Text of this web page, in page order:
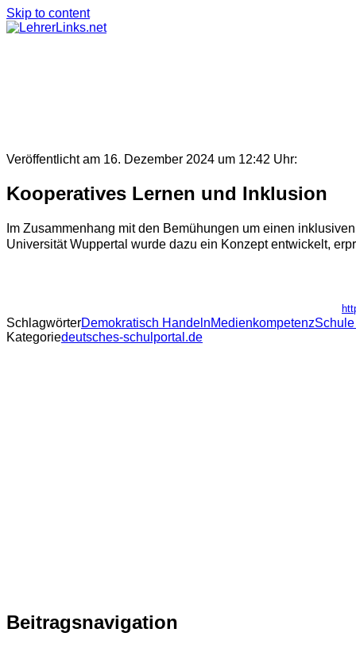
Skip to content
Veröffentlicht am 16. Dezember 2024 um 12:42 Uhr:
Kooperatives Lernen und Inklusion
Im Zusammenhang mit den Bemühungen um einen
Universität Wuppertal wurde dazu ein Konzept entwickelt,
SchlagwörterDemokratisch HandelnMedienkompetenz
Kategoriedeutsches-schulportal.de
Beitragsnavigation